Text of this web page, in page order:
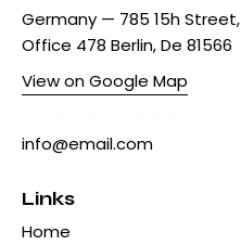
Germany — 785 15h Street,
Office 478 Berlin, De 81566
View on Google Map
info@email.com
Links
Home